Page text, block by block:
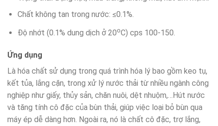
Chất không tan trong nước: ≤0.1%.
Độ nhớt (0.1% dung dịch ở 20oC) cps 100-150.
Ứng dụng
Là hóa chất sử dụng trong quá trình hóa lý bao gồm keo tụ,
kết tủa, lắng cặn, trong xử lý nước thải từ nhiều ngành công
nghiệp như giấy, thủy sản, chăn nuôi, dệt nhuộm,…Hút nước
và tăng tính cô đặc của bùn thải, giúp việc loại bỏ bùn qua
máy ép dễ dàng hơn. Ngoài ra, nó là chất cô đặc, trợ lắng,